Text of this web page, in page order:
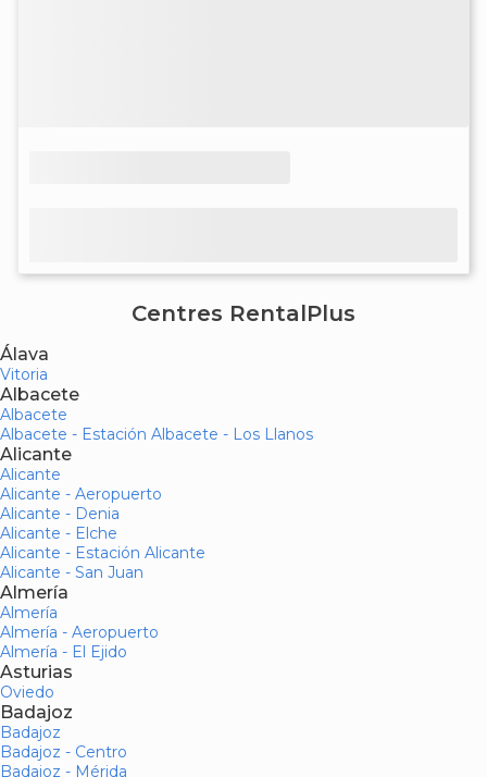
Centres RentalPlus
Álava
Vitoria
Albacete
Albacete
Albacete - Estación Albacete - Los Llanos
Alicante
Alicante
Alicante - Aeropuerto
Alicante - Denia
Alicante - Elche
Alicante - Estación Alicante
Alicante - San Juan
Almería
Almería
Almería - Aeropuerto
Almería - El Ejido
Asturias
Oviedo
Badajoz
Badajoz
Badajoz - Centro
Badajoz - Mérida